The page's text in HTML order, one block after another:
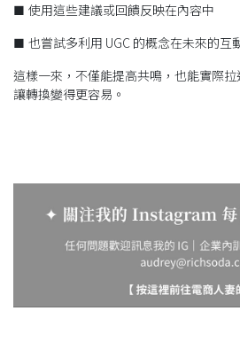
■ 使用這些建議或回饋反映在內容中
■ 也嘗試多利用 UGC 的概念在未來的互
這樣一來，不僅能提高共鳴，也能實際拉
讓轉換變得更容易。